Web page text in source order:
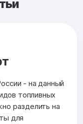
- на данный
топливных
разделить на
для